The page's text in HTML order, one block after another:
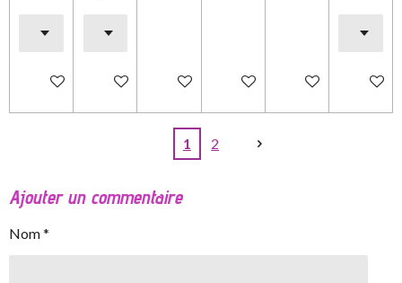
Ajouter au panierAjouter au panierAjouter au panierAjouter au panierAjouter au panier
Ajouter
1 2
Ajouter un commentaire
Nom *